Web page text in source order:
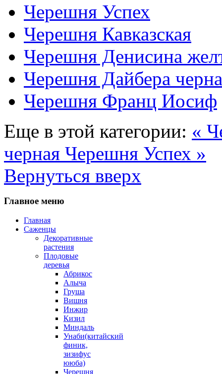
Черешня Успех
Черешня Кавказская
Черешня Денисина
Черешня Дайбера
Черешня Франц Иосиф
Еще в этой категории: «
черная Черешня Успех »
Вернуться вверх
Главное меню
Главная
Саженцы
Декоративные
растения
Плодовые
деревья
Абрикос
Алыча
Груша
Вишня
Инжир
Кизил
Миндаль
Унаби(китайский
финик,
зизифус
ююба)
Черешня